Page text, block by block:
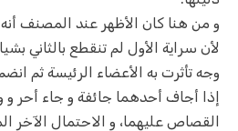
و من هنا كان الأظهر عند المصنف
لأن سراية الأول لم تنقطع بالثاني
وجه تأثرت به الأعضاء الرئيسة ثم انضم
إذا أجاف أحدهما جائفة و جاء أحر
القصاص عليهما، و الاحتمال الآخر